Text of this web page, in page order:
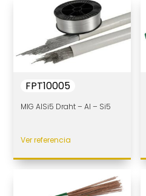
FPT10005
MIG AlSi5 Draht – Al – Si5
Ver referencia